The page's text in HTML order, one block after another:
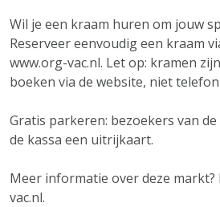
Wil je een kraam huren om jouw
Reserveer eenvoudig een kraam
www.org-vac.nl. Let op: kramen
boeken via de website, niet
Gratis parkeren: bezoekers van
de kassa een uitrijkaart.
Meer informatie over deze markt?
vac.nl.